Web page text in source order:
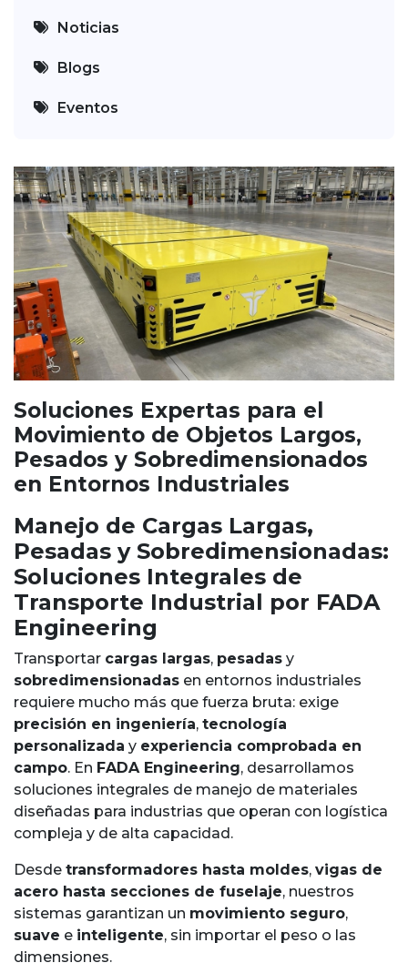
Soluciones Expertas para el
Movimiento de Objetos Largos,
Pesados y Sobredimensionados
en Entornos Industriales
Manejo de Cargas Largas,
Pesadas y Sobredimensionadas:
Soluciones Integrales de
Transporte Industrial por FADA
Engineering
Transportar cargas largas, pesadas y
sobredimensionadas en entornos industriales
requiere mucho más que fuerza bruta: exige
precisión en ingeniería, tecnología
personalizada y experiencia comprobada en
campo. En FADA Engineering, desarrollamos
soluciones integrales de manejo de materiales
diseñadas para industrias que operan con logística
compleja y de alta capacidad.
Desde transformadores hasta moldes, vigas de
acero hasta secciones de fuselaje, nuestros
sistemas garantizan un movimiento seguro,
suave e inteligente, sin importar el peso o las
dimensiones.
Noticias
Blogs
Eventos